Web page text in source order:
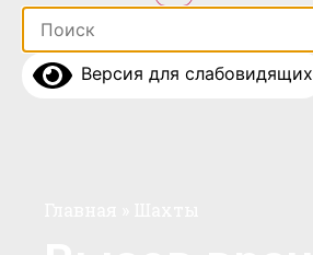
Версия для слабовидящих